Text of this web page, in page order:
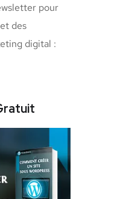
pour
des
digital :